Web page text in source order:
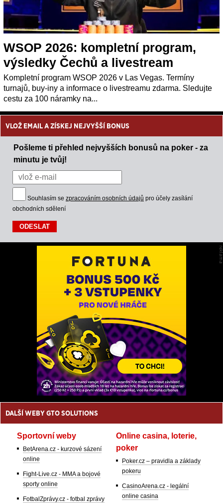
WSOP 2026: kompletní program,
výsledky Čechů a livestream
Kompletní program WSOP 2026 v Las Vegas. Termíny
turnajů, buy-iny a informace o livestreamu zdarma. Sledujte
cestu za 100 náramky na...
VLOŽ EMAIL A ZÍSKEJ NEJVYŠŠÍ BONUS
Pošleme ti přehled nejvyšších bonusů na poker - za
minutu je tvůj!
Souhlasím se zpracováním osobních údajů pro účely zasílání
obchodních sdělení
DALŠÍ WEBY GTO SOLUTIONS
Sportovní weby
BetArena.cz - kurzové sázení
online
Fight-Live.cz - MMA a bojové
sporty online
FotbalZprávy.cz - fotbal zprávy
Online casina, loterie,
poker
Poker.cz – pravidla a základy
pokeru
CasinoArena.cz - legální
online casina